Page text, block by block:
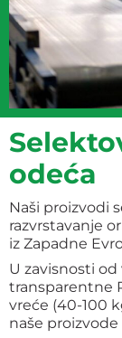
odeća
Naši proizvodi
razvrstavanje
iz Zapadne
U zavisnosti
transparentne
vreće (40-100
naše proizvode